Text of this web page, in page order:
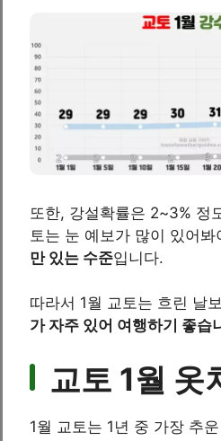
또한, 강설확률은 2~3% 정
토는 눈 예보가 많이 있어봐
만 있는 수준입니다.
따라서 1월 교토는 흐린 날
가 자주 있어 여행하기 좋습
교토 1월 옷
1월 교토는 1년 중 가장 추